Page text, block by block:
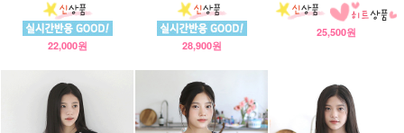
22,000원 28,900원
25,500원